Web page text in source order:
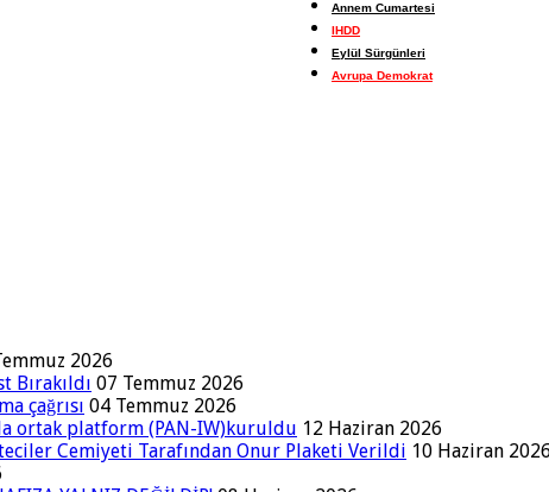
Annem Cumartesi
IHDD
Eylül Sürgünleri
Avrupa Demokrat
2026
Bırakıldı 07 Temmuz 2026
çağrısı 04 Temmuz 2026
ortak platform (PAN-IW)kuruldu 12 Haziran 2026
Cemiyeti Tarafından Onur Plaketi Verildi 10 Haziran